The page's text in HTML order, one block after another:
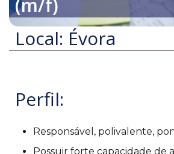
(m/f)
Local: Évora
Perfil:
Responsável, polivalente,
Possuir forte capacidade de